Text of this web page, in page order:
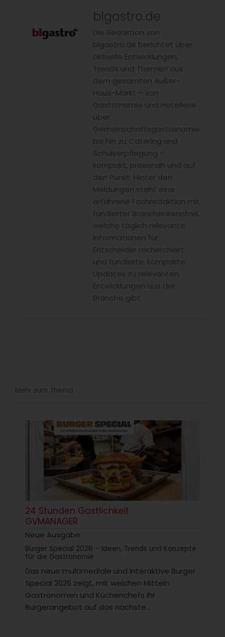
blgastro.de
Die Redaktion von
blgastro.de berichtet über
aktuelle Entwicklungen,
Trends und Themen aus
dem gesamten Außer-
Haus-Markt – von
Gastronomie und Hotellerie
über
Gemeinschaftsgastronomie
bis hin zu Catering und
Schulverpflegung –
kompakt, praxisnah und auf
den Punkt. Hinter den
Meldungen steht eine
erfahrene Fachredaktion mit
fundierter Branchenkenntnis,
welche täglich relevante
Informationen für
Entscheider recherchiert
und fundierte, kompakte
Updates zu relevanten
Entwicklungen aus der
Branche gibt.
Mehr zum Thema
24 Stunden Gastlichkeit
GVMANAGER
Neue Ausgabe
Burger Special 2026 – Ideen, Trends und Konzepte
für die Gastronomie
Das neue multimediale und interaktive Burger
Special 2026 zeigt, mit welchen Mitteln
Gastronomen und Küchenchefs ihr
Burgerangebot auf das nächste...